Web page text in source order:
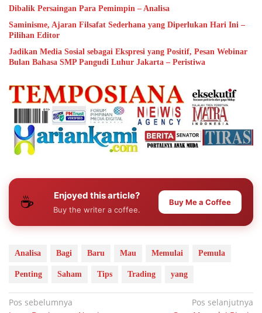
Dibalik Persaingan Para Pemimpin – Analisa
Saminisme, Ajaran Filsafat Sederhana yang Diperlukan Hari Ini –
Pilihan Editor
Jadikan Media Sosial sebagai Ekspresi yang Positif, Pesan Webinar
Bulan Bahasa SMP Pangudi Luhur Jakarta – Peristiwa
☕ Enjoyed this article?
Buy the writer a coffee.
Buy Me a Coffee
Analisa Bagi Baru Mau Memulai Pemula
Penting Saham Tips Trading yang
Navigasi
Pos sebelumnya
Pos selanjutnya